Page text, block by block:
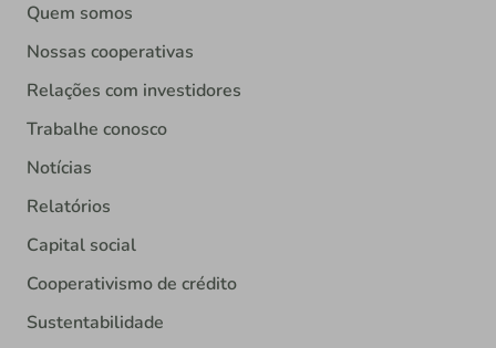
Quem somos
Nossas cooperativas
Relações com investidores
Trabalhe conosco
Notícias
Relatórios
Capital social
Cooperativismo de crédito
Sustentabilidade